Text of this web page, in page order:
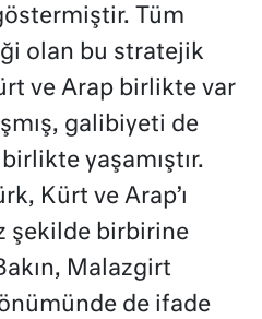
Tüm
olan bu stratejik
ve Arap birlikte var
galibiyeti de
yaşamıştır.
Kürt ve Arap’ı
şekilde birbirine
Malazgirt
de ifade